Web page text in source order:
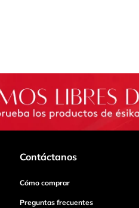
Contáctanos
Cómo comprar
Preguntas frecuentes